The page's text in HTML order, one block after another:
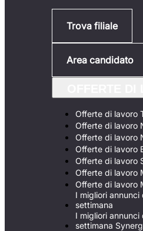
Trova filiale
Area candidato
Offerte di lavoro
Offerte di lavoro
Offerte di lavoro
Offerte di lavoro
Offerte di lavoro
Offerte di lavoro
Offerte di lavoro
I migliori annunci
settimana
I migliori annunci
settimana